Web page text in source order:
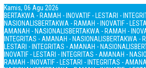
Kamis, 06 Agu 2026
BERTAKWA - RAMAH - INOVATIF - LESTARI -
NASIONALISBERTAKWA - RAMAH - INOVATIF -
AMANAH - NASIONALISBERTAKWA - RAMAH -
INTEGRITAS - AMANAH - NASIONALISBERTAKWA -
LESTARI - INTEGRITAS - AMANAH - NASIONALIS
INOVATIF - LESTARI - INTEGRITAS - AMANAH -
RAMAH - INOVATIF - LESTARI - INTEGRITAS -